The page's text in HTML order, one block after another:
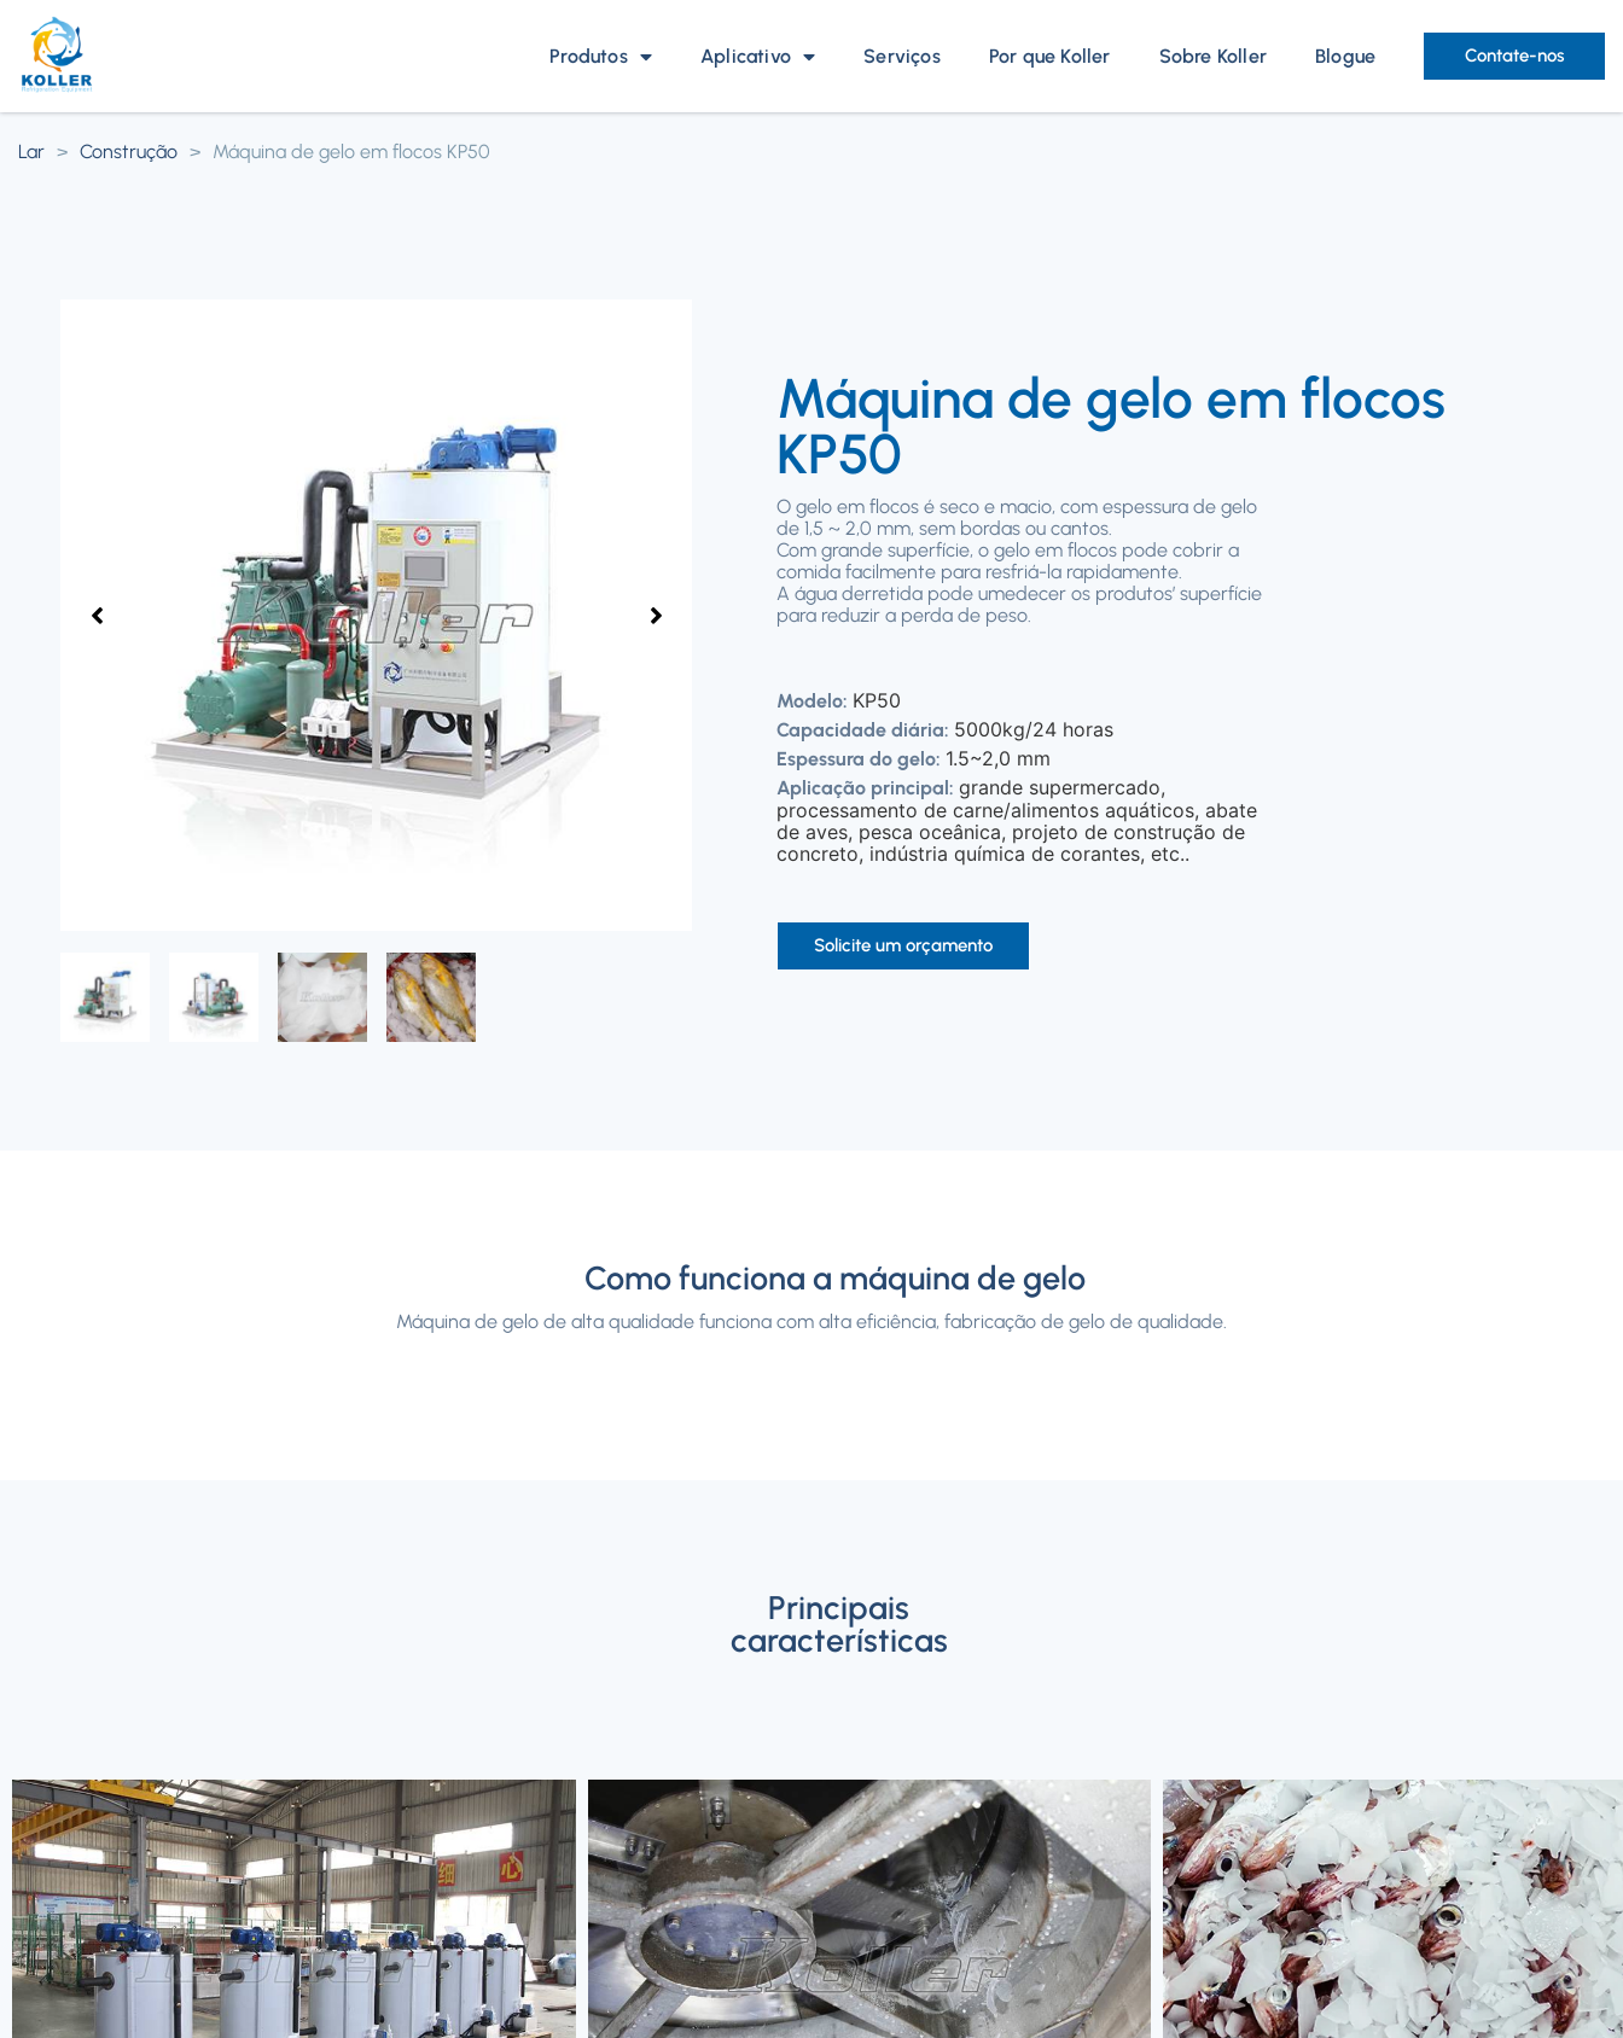
Produtos Aplicativo Serviços Por que Koller Sobre Koller Blogue Contate-nos
Lar > Construção > Máquina de gelo em flocos KP50
Máquina de gelo em flocos
KP50
O gelo em flocos é seco e macio, com espessura de gelo
de 1,5 ~ 2,0 mm, sem bordas ou cantos.
Com grande superfície, o gelo em flocos pode cobrir a
comida facilmente para resfriá-la rapidamente.
A água derretida pode umedecer os produtos’ superfície
para reduzir a perda de peso.
Modelo: KP50
Capacidade diária: 5000kg/24 horas
Espessura do gelo: 1.5~2,0 mm
Aplicação principal:grande supermercado,
processamento de carne/alimentos aquáticos, abate
de aves, pesca oceânica, projeto de construção de
concreto, indústria química de corantes, etc..
Solicite um orçamento
Como funciona a máquina de gelo
Máquina de gelo de alta qualidade funciona com alta eficiência, fabricação de gelo de qualidade.
Principais
características